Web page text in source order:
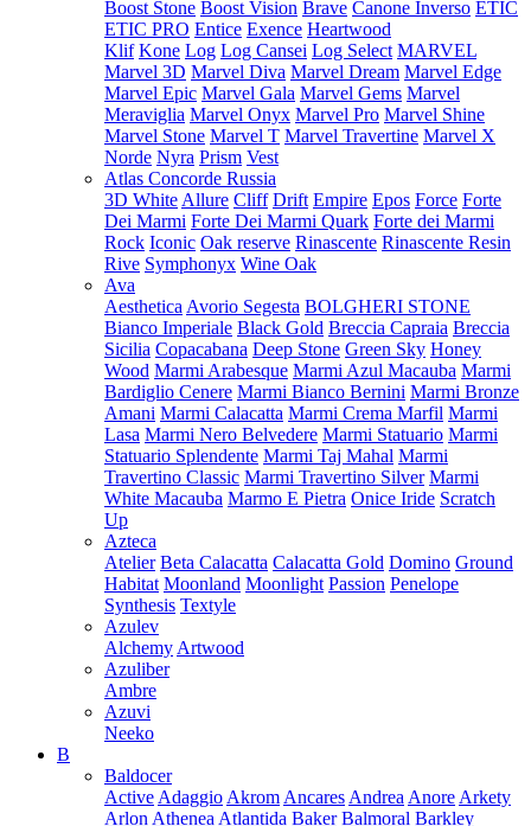
Boost Stone Boost Vision Brave Canone Inverso ETIC
ETIC PRO Entice Exence Heartwood
Klif Kone Log Log Cansei Log Select MARVEL
Marvel 3D Marvel Diva Marvel Dream Marvel Edge
Marvel Epic Marvel Gala Marvel Gems Marvel
Meraviglia Marvel Onyx Marvel Pro Marvel Shine
Marvel Stone Marvel T Marvel Travertine Marvel X
Norde Nyra Prism Vest
Atlas Concorde Russia
3D White Allure Cliff Drift Empire Epos Force Forte
Dei Marmi Forte Dei Marmi Quark Forte dei Marmi
Rock Iconic Oak reserve Rinascente Rinascente Resin
Rive Symphonyx Wine Oak
Ava
Aesthetica Avorio Segesta BOLGHERI STONE
Bianco Imperiale Black Gold Breccia Capraia Breccia
Sicilia Copacabana Deep Stone Green Sky Honey
Wood Marmi Arabesque Marmi Azul Macauba Marmi
Bardiglio Cenere Marmi Bianco Bernini Marmi Bronze
Amani Marmi Calacatta Marmi Crema Marfil Marmi
Lasa Marmi Nero Belvedere Marmi Statuario Marmi
Statuario Splendente Marmi Taj Mahal Marmi
Travertino Classic Marmi Travertino Silver Marmi
White Macauba Marmo E Pietra Onice Iride Scratch
Up
Azteca
Atelier Beta Calacatta Calacatta Gold Domino Ground
Habitat Moonland Moonlight Passion Penelope
Synthesis Textyle
Azulev
Alchemy Artwood
Azuliber
Ambre
Azuvi
Neeko
B
Baldocer
Active Adaggio Akrom Ancares Andrea Anore Arkety
Arlon Athenea Atlantida Baker Balmoral Barkley